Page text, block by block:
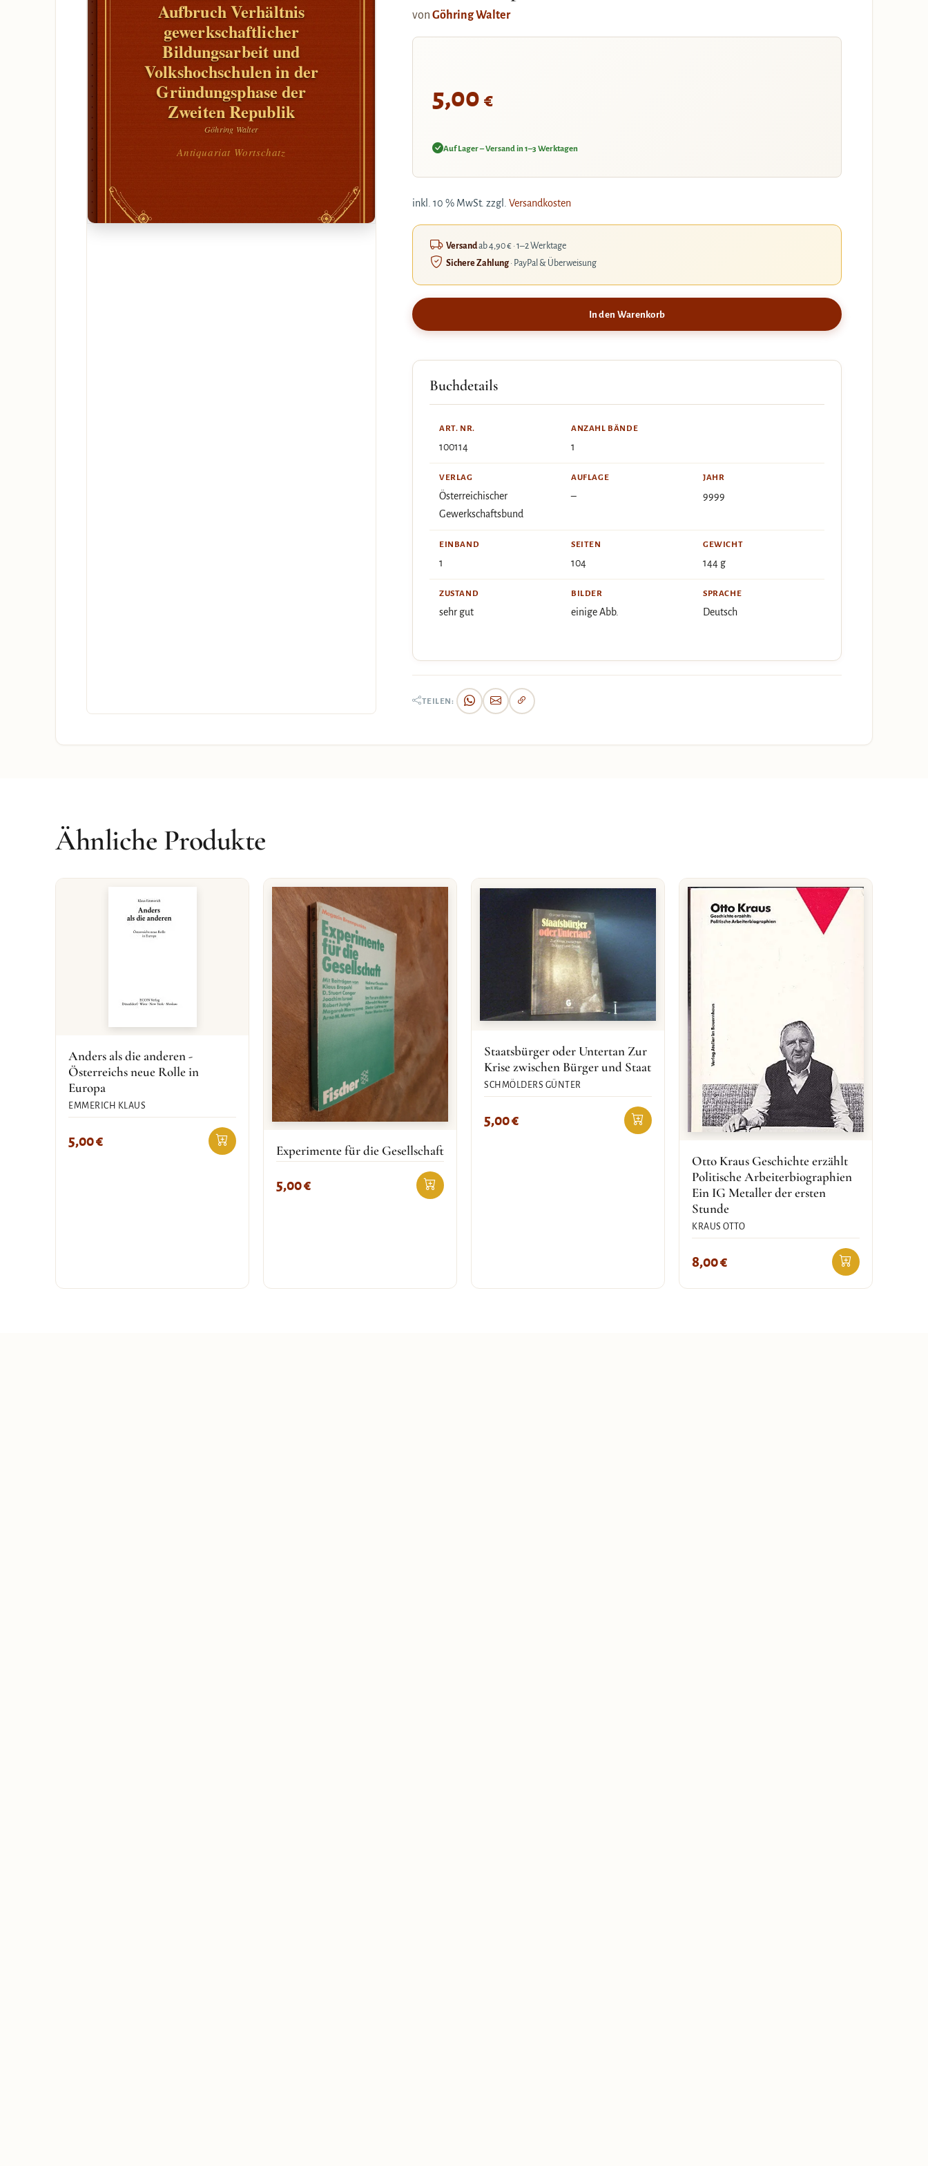
Aufbruch Verhältnis
gewerkschaftlicher
Bildungsarbeit und
Volkshochschulen in der
Gründungsphase der
Zweiten Republik
Göhring Walter
Antiquariat Wortschatz
von Göhring Walter
5,00 €
Auf Lager – Versand in 1–3 Werktagen
inkl. 10 % MwSt. zzgl. Versandkosten
Versandab 4,90 € · 1–2 Werktage
Sichere Zahlung· PayPal & Überweisung
In den Warenkorb
Buchdetails
ART. NR.
100114
ANZAHL BÄNDE
1
VERLAG
Österreichischer
Gewerkschaftsbund
AUFLAGE
–
JAHR
9999
EINBAND
1
SEITEN
104
GEWICHT
144 g
ZUSTAND
sehr gut
BILDER
einige Abb.
SPRACHE
Deutsch
TEILEN:
Ähnliche Produkte
Anders als die anderen -
Österreichs neue Rolle in
Europa
EMMERICH KLAUS
5,00€
Experimente für die Gesellschaft
5,00€
Staatsbürger oder Untertan Zur
Krise zwischen Bürger und Staat
SCHMÖLDERS GÜNTER
5,00€
Otto Kraus Geschichte erzählt
Politische Arbeiterbiographien
Ein IG Metaller der ersten
Stunde
KRAUS OTTO
8,00€